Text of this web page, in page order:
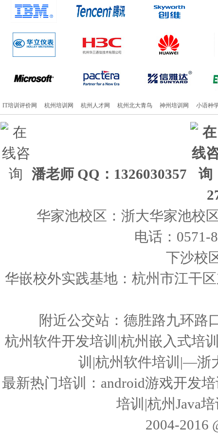
IT培训评价网 杭州培训网 杭州人才网 杭州北大青鸟 神州培训网 小语种
潘老师 QQ：1326030357
华家池校区：浙大华家池校
电话：0571-
下沙校
华嵌校外实践基地：杭州市江干
附近公交站：德胜路九环路
杭州软件开发培训|杭州嵌入式培
训|杭州软件培训|—浙
最新热门培训：android游戏开发
培训|杭州Java
2004-2016